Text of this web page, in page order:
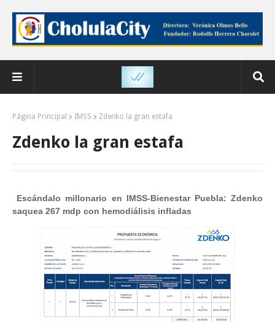
Página Principal IMSS Zdenko la gran estafa
Zdenko la gran estafa
Escándalo millonario en IMSS-Bienestar Puebla: Zdenko
saquea 267 mdp con hemodiálisis infladas